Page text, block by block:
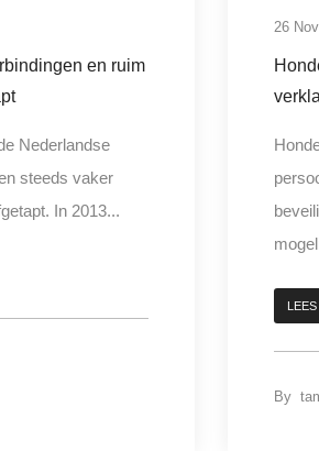
en ruim
Nederlandse
steeds vaker
In 2013...
26
By